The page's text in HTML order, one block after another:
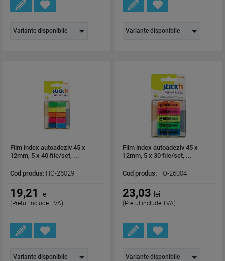
Variante disponibile Variante disponibile
Film index autoadeziv 45 x
12mm, 5 x 40 file/set, ...
Cod produs: HO-26029
19,21 lei
(Pretul include TVA)
Variante disponibile
Film index autoadeziv 45 x
12mm, 5 x 30 file/set, ...
Cod produs: HO-26004
23,03 lei
(Pretul include TVA)
Variante disponibile